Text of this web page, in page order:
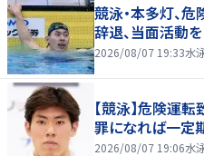
競泳・本多灯、
辞退、当面活動
2026/08/07 19:33水
【競泳】危険運
罪になれば一定
2026/08/07 19:06水